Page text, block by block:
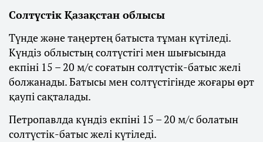
Солтүстік Қазақстан облысы
Түнде және таңертең батыста тұман күтіледі.
Күндіз облыстың солтүстігі мен шығысында
екпіні 15 – 20 м/с соғатын солтүстік-батыс желі
болжанады. Батысы мен солтүстігінде жоғары өрт
қаупі сақталады.
Петропавлда күндіз екпіні 15 – 20 м/с болатын
солтүстік-батыс желі күтіледі.